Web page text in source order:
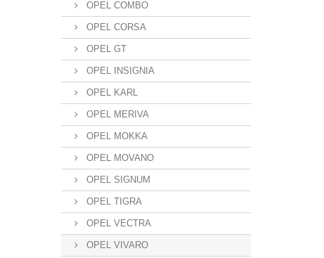
OPEL COMBO
OPEL CORSA
OPEL GT
OPEL INSIGNIA
OPEL KARL
OPEL MERIVA
OPEL MOKKA
OPEL MOVANO
OPEL SIGNUM
OPEL TIGRA
OPEL VECTRA
OPEL VIVARO